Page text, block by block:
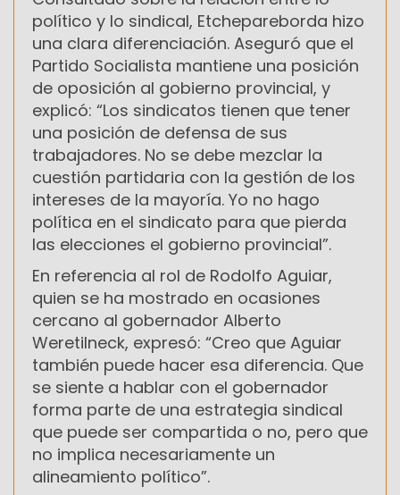
político y lo sindical, Etchepareborda hizo
una clara diferenciación. Aseguró que el
Partido Socialista mantiene una posición
de oposición al gobierno provincial, y
explicó: “Los sindicatos tienen que tener
una posición de defensa de sus
trabajadores. No se debe mezclar la
cuestión partidaria con la gestión de los
intereses de la mayoría. Yo no hago
política en el sindicato para que pierda
las elecciones el gobierno provincial”.
En referencia al rol de Rodolfo Aguiar,
quien se ha mostrado en ocasiones
cercano al gobernador Alberto
Weretilneck, expresó: “Creo que Aguiar
también puede hacer esa diferencia. Que
se siente a hablar con el gobernador
forma parte de una estrategia sindical
que puede ser compartida o no, pero que
no implica necesariamente un
alineamiento político”.